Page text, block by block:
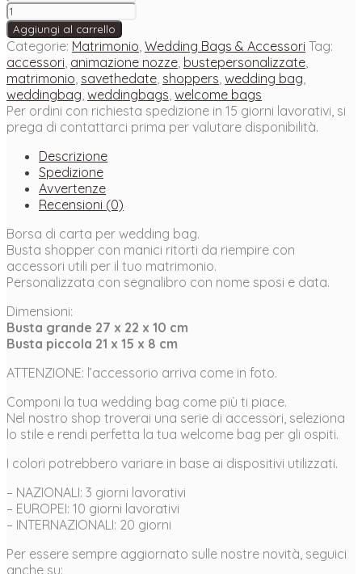
Busta
personalizzata
Wedding
Bag
quantità
Aggiungi al carrello
Categorie: Matrimonio Wedding Bags & Accessori Tag:
accessori animazione nozze bustepersonalizzate
matrimonio savethedate shoppers wedding bag
weddingbag weddingbags welcome bags
Per ordini con richiesta spedizione in 15 giorni lavorativi, si
prega di contattarci prima per valutare disponibilità.
Descrizione
Spedizione
Avvertenze
Recensioni (0)
Borsa di carta per wedding bag.
Busta shopper con manici ritorti da riempire con
accessori utili per il tuo matrimonio.
Personalizzata con segnalibro con nome sposi e data.
Dimensioni:
Busta grande 27 x 22 x 10 cm
Busta piccola 21 x 15 x 8 cm
ATTENZIONE: l’accessorio arriva come in foto.
Componi la tua wedding bag come più ti piace.
Nel nostro shop troverai una serie di accessori, seleziona
lo stile e rendi perfetta la tua welcome bag per gli ospiti.
I colori potrebbero variare in base ai dispositivi utilizzati.
– NAZIONALI: 3 giorni lavorativi
– EUROPEI: 10 giorni lavorativi
– INTERNAZIONALI: 20 giorni
Per essere sempre aggiornato sulle nostre novità, seguici
anche su: